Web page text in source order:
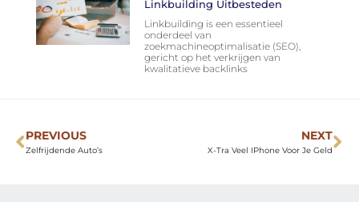
Linkbuilding Uitbesteden
Linkbuilding is een essentieel
onderdeel van
zoekmachineoptimalisatie (SEO),
gericht op het verkrijgen van
kwalitatieve backlinks
PREVIOUS
Zelfrijdende Auto’s
NEXT
X-Tra Veel IPhone Voor Je Geld